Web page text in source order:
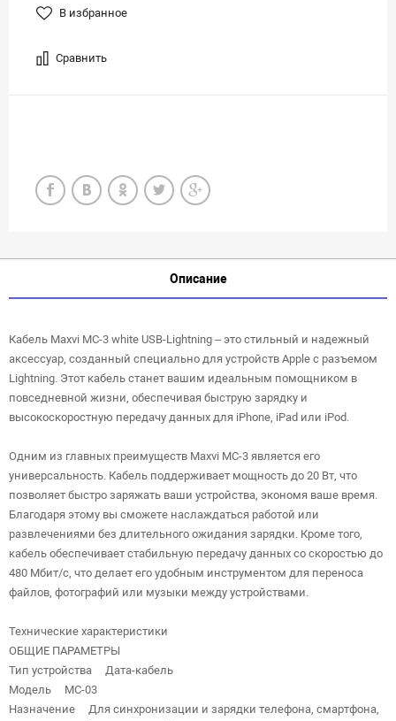
В избранное
Сравнить
Описание
Кабель Maxvi MC-3 white USB-Lightning – это стильный и надежный
аксессуар, созданный специально для устройств Apple с разъемом
Lightning. Этот кабель станет вашим идеальным помощником в
повседневной жизни, обеспечивая быструю зарядку и
высокоскоростную передачу данных для iPhone, iPad или iPod.
Одним из главных преимуществ Maxvi MC-3 является его
универсальность. Кабель поддерживает мощность до 20 Вт, что
позволяет быстро заряжать ваши устройства, экономя ваше время.
Благодаря этому вы сможете наслаждаться работой или
развлечениями без длительного ожидания зарядки. Кроме того,
кабель обеспечивает стабильную передачу данных со скоростью до
480 Мбит/с, что делает его удобным инструментом для переноса
файлов, фотографий или музыки между устройствами.
Технические характеристики
ОБЩИЕ ПАРАМЕТРЫ
Тип устройства Дата-кабель
Модель MC-03
Назначение Для синхронизации и зарядки телефона, смартфона,